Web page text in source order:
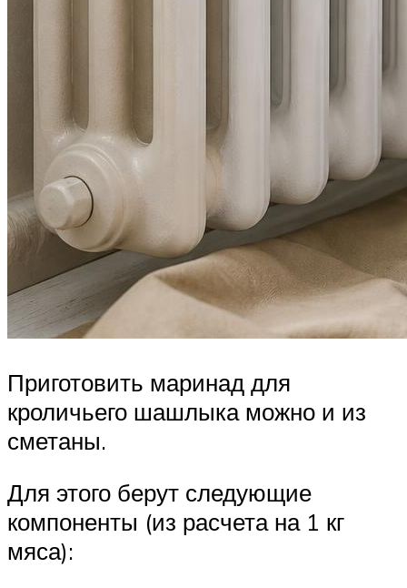
Приготовить маринад для
кроличьего шашлыка можно и из
сметаны.
Для этого берут следующие
компоненты (из расчета на 1 кг
мяса):